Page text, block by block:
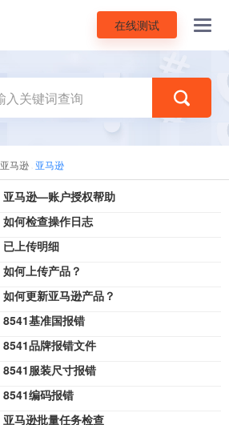
在线测试
亚马逊 亚马逊
亚马逊—账户授权帮助
如何检查操作日志
已上传明细
如何上传产品？
如何更新亚马逊产品？
8541基准国报错
8541品牌报错文件
8541服装尺寸报错
8541编码报错
亚马逊批量任务检查